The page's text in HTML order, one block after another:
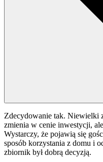
Zdecydowanie tak. Niewielki
zmienia w cenie inwestycji,
Wystarczy, że pojawią się
sposób korzystania z domu i
zbiornik był dobrą decyzją.